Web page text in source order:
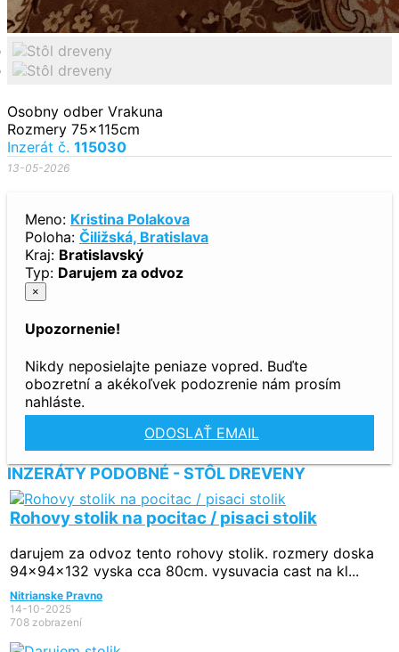
Osobny odber Vrakuna
Rozmery 75x115cm
Inzerát č. 115030
13-05-2026
Meno: Kristina Polakova
Poloha: Čiližská, Bratislava
Kraj: Bratislavský
Typ: Darujem za odvoz
×
Upozornenie!
Nikdy neposielajte peniaze vopred. Buďte
obozretní a akékoľvek podozrenie nám prosím
nahláste.
ODOSLAŤ EMAIL
INZERÁTY PODOBNÉ - STÔL DREVENY
Rohovy stolik na pocitac / pisaci stolik
darujem za odvoz tento rohovy stolik. rozmery doska
94x94x132 vyska cca 80cm. vysuvacia cast na kl...
Nitrianske Pravno
14-10-2025
708 zobrazení